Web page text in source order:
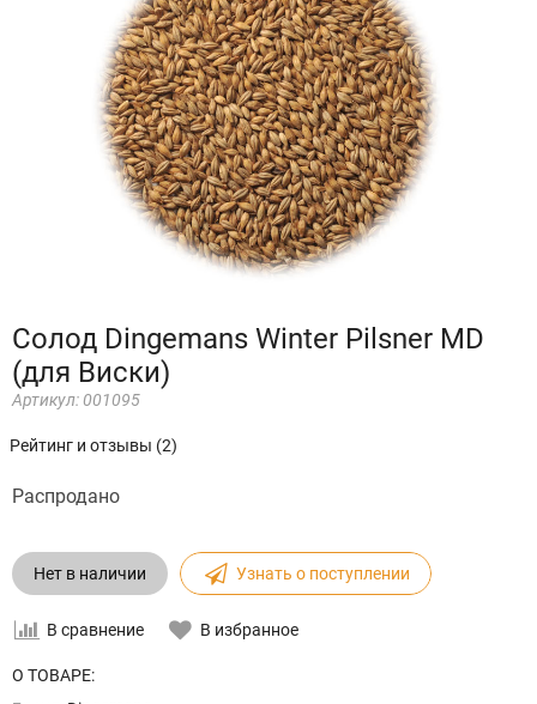
Солод Dingemans Winter Pilsner MD
(для Виски)
Артикул: 001095
Рейтинг и отзывы (2)
Распродано
Нет в наличии Узнать о поступлении
В сравнение В избранное
О ТОВАРЕ: